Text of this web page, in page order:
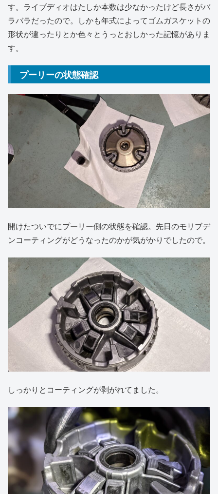
す。ライブディオはたしか本数は少なかったけど長さがバ
ラバラだったので。しかも年式によってゴムガスケットの
形状が違ったりとか色々とうっとおしかった記憶がありま
す。
プーリーの状態確認
開けたついでにプーリー側の状態を確認。先日のモリブデ
ンコーティングがどうなったのかが気がかりでしたので。
しっかりとコーティングが剥がれてました。